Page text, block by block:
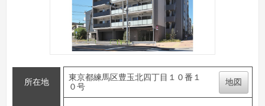
所在地
東京都練馬区豊玉北四丁目１０番１
０号
地図